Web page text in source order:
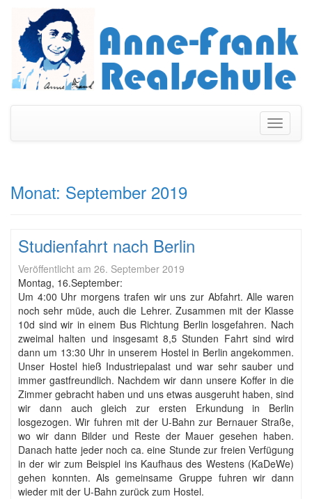
Monat: September 2019
Studienfahrt nach Berlin
Veröffentlicht am 26. September 2019
Montag, 16.September:
Um 4:00 Uhr morgens trafen wir uns zur Abfahrt. Alle waren
noch sehr müde, auch die Lehrer. Zusammen mit der Klasse
10d sind wir in einem Bus Richtung Berlin losgefahren. Nach
zweimal halten und insgesamt 8,5 Stunden Fahrt sind wird
dann um 13:30 Uhr in unserem Hostel in Berlin angekommen.
Unser Hostel hieß Industriepalast und war sehr sauber und
immer gastfreundlich. Nachdem wir dann unsere Koffer in die
Zimmer gebracht haben und uns etwas ausgeruht haben, sind
wir dann auch gleich zur ersten Erkundung in Berlin
losgezogen. Wir fuhren mit der U-Bahn zur Bernauer Straße,
wo wir dann Bilder und Reste der Mauer gesehen haben.
Danach hatte jeder noch ca. eine Stunde zur freien Verfügung
in der wir zum Beispiel ins Kaufhaus des Westens (KaDeWe)
gehen konnten. Als gemeinsame Gruppe fuhren wir dann
wieder mit der U-Bahn zurück zum Hostel.